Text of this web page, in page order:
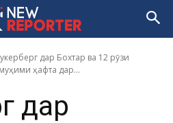
дар Бохтар ва 12 рӯзи
ҳафта дар...
дар